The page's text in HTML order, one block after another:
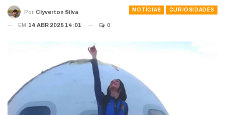
NOTÍCIAS CURIOSIDADES
Por Clyverton Silva
EM 14 ABR 2025 14:01 0